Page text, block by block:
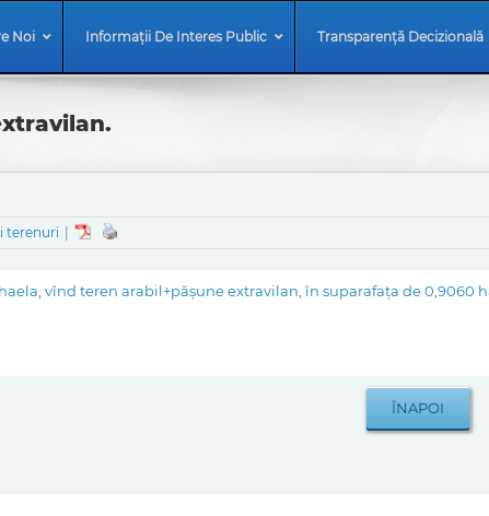
Noi Informații De Interes Public Transparență Decizională
terenuri
vînd teren arabil+pășune extravilan, în suparafața de 0,9060